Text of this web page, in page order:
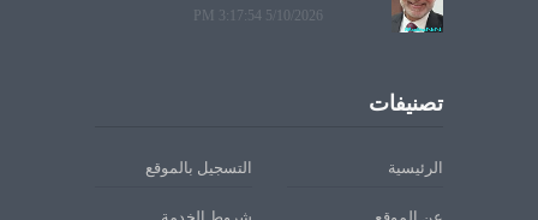
5/10/2026 3:17:54 PM
تصنيفات
الرئيسية التسجيل بالموقع